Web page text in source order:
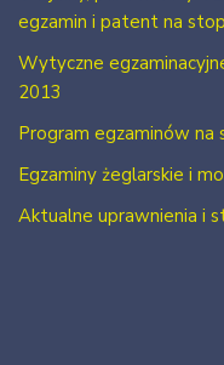
egzamin i patent na
Wytyczne
2013
Program egzaminów na
Egzaminy żeglarskie i
Aktualne uprawnienia i